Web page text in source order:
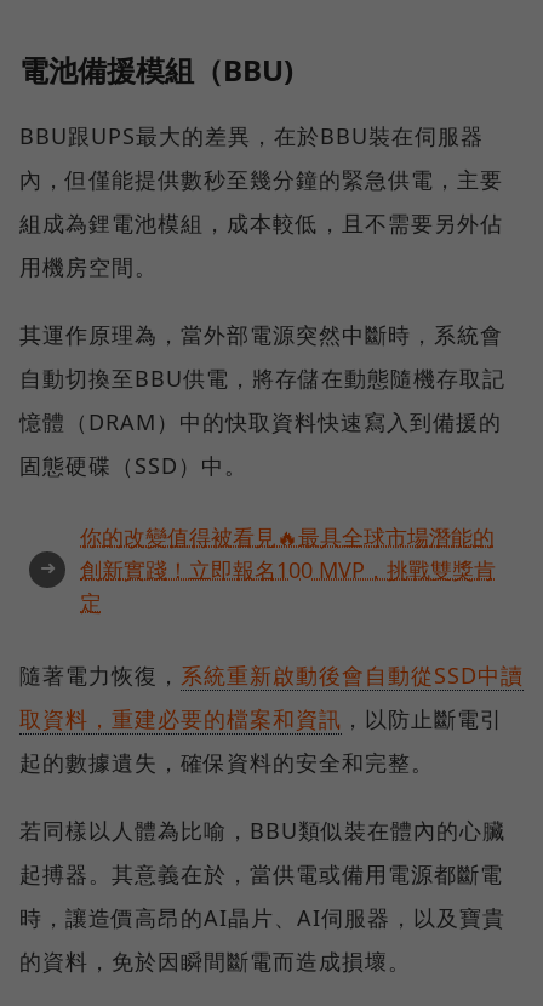
電池備援模組（BBU)
BBU跟UPS最大的差異，在於BBU裝在伺服器
內，但僅能提供數秒至幾分鐘的緊急供電，主要
組成為鋰電池模組，成本較低，且不需要另外佔
用機房空間。
其運作原理為，當外部電源突然中斷時，系統會
自動切換至BBU供電，將存儲在動態隨機存取記
憶體（DRAM）中的快取資料快速寫入到備援的
固態硬碟（SSD）中。
➜
你的改變值得被看見🔥最具全球市場潛能的
創新實踐！立即報名100 MVP，挑戰雙獎肯
定
隨著電力恢復， 系統重新啟動後會自動從SSD中讀
取資料，重建必要的檔案和資訊 ，以防止斷電引
起的數據遺失，確保資料的安全和完整。
若同樣以人體為比喻，BBU類似裝在體內的心臟
起搏器。其意義在於，當供電或備用電源都斷電
時，讓造價高昂的AI晶片、AI伺服器，以及寶貴
的資料，免於因瞬間斷電而造成損壞。